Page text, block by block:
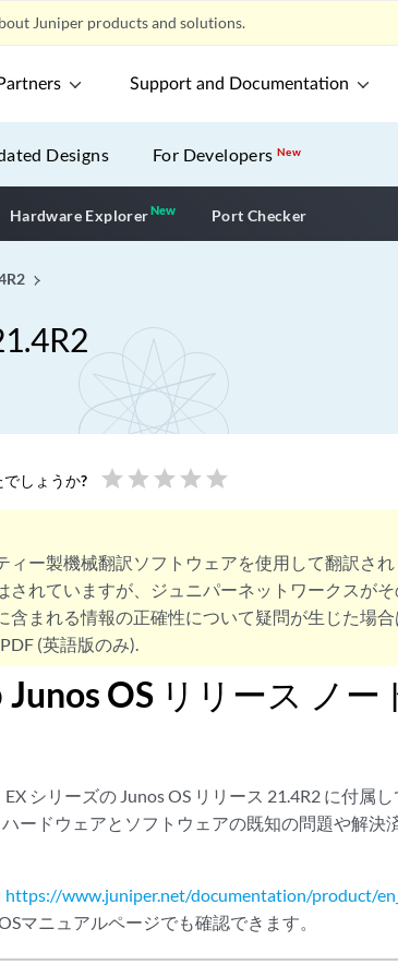
Juniper products and solutions.
Partners Support and Documentation
Designs For DevelopersNew
Hardware ExplorerNewNew application
Port Checker
しょうか? star star star star star
ィー製機械翻訳ソフトウェアを使用して翻訳さ
されていますが、ジュニパーネットワークスが
含まれる情報の正確性について疑問が生じた場合
(英語版のみ).
OS リリース ノー
シリーズの Junos OS リリース 21.4R2 に付属
ードウェアとソフトウェアの既知の問題や解決
https://www.juniper.net/documentation/product/
マニュアルページでも確認できます。